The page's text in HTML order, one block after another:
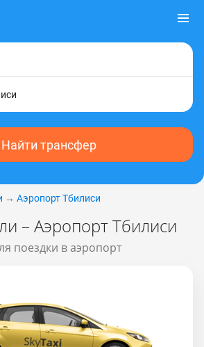
Найти трансфер
→ Аэропорт Тбилиси
– Аэропорт Тбилиси
поездки в аэропорт